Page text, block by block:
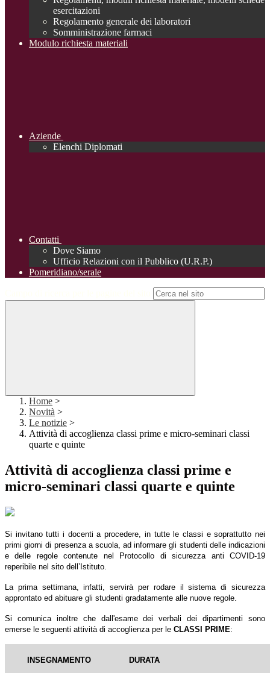
esercitazioni
Regolamento generale dei laboratori
Somministrazione farmaci
Modulo richiesta materiali
Aziende
Elenchi Diplomati
Contatti
Dove Siamo
Ufficio Relazioni con il Pubblico (U.R.P.)
Pomeridiano/serale
Home >
Novità >
Le notizie >
Attività di accoglienza classi prime e micro-seminari classi
quarte e quinte
Attività di accoglienza classi prime e
micro-seminari classi quarte e quinte
Si invitano tutti i docenti a procedere, in tutte le classi e soprattutto nei
primi giorni di presenza a scuola, ad informare gli studenti delle indicazioni
e delle regole contenute nel Protocollo di sicurezza anti COVID-19
reperibile nel sito dell’Istituto.
La prima settimana, infatti, servirà per rodare il sistema di sicurezza
approntato ed abituare gli studenti gradatamente alle nuove regole.
Si comunica inoltre che dall'esame dei verbali dei dipartimenti sono
emerse le seguenti attività di accoglienza per le CLASSI PRIME:
INSEGNAMENTO DURATA